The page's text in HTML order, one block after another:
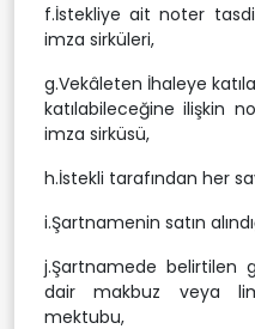
f.İstekliye ait noter
imza sirküleri,
g.Vekâleten İhaleye
katılabileceğine ilişkin
imza sirküsü,
h.İstekli tarafından her
i.Şartnamenin satın
j.Şartnamede belirtilen
dair makbuz veya
mektubu,